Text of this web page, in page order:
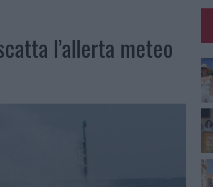
l’allerta meteo